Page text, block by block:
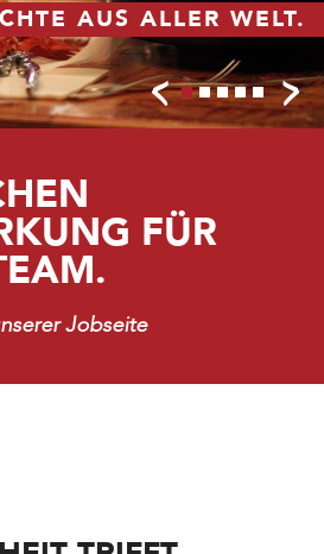
AUS ALLER WELT.
< >
FÜR
Jobseite